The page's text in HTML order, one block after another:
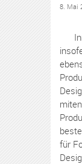
8. Mai
für